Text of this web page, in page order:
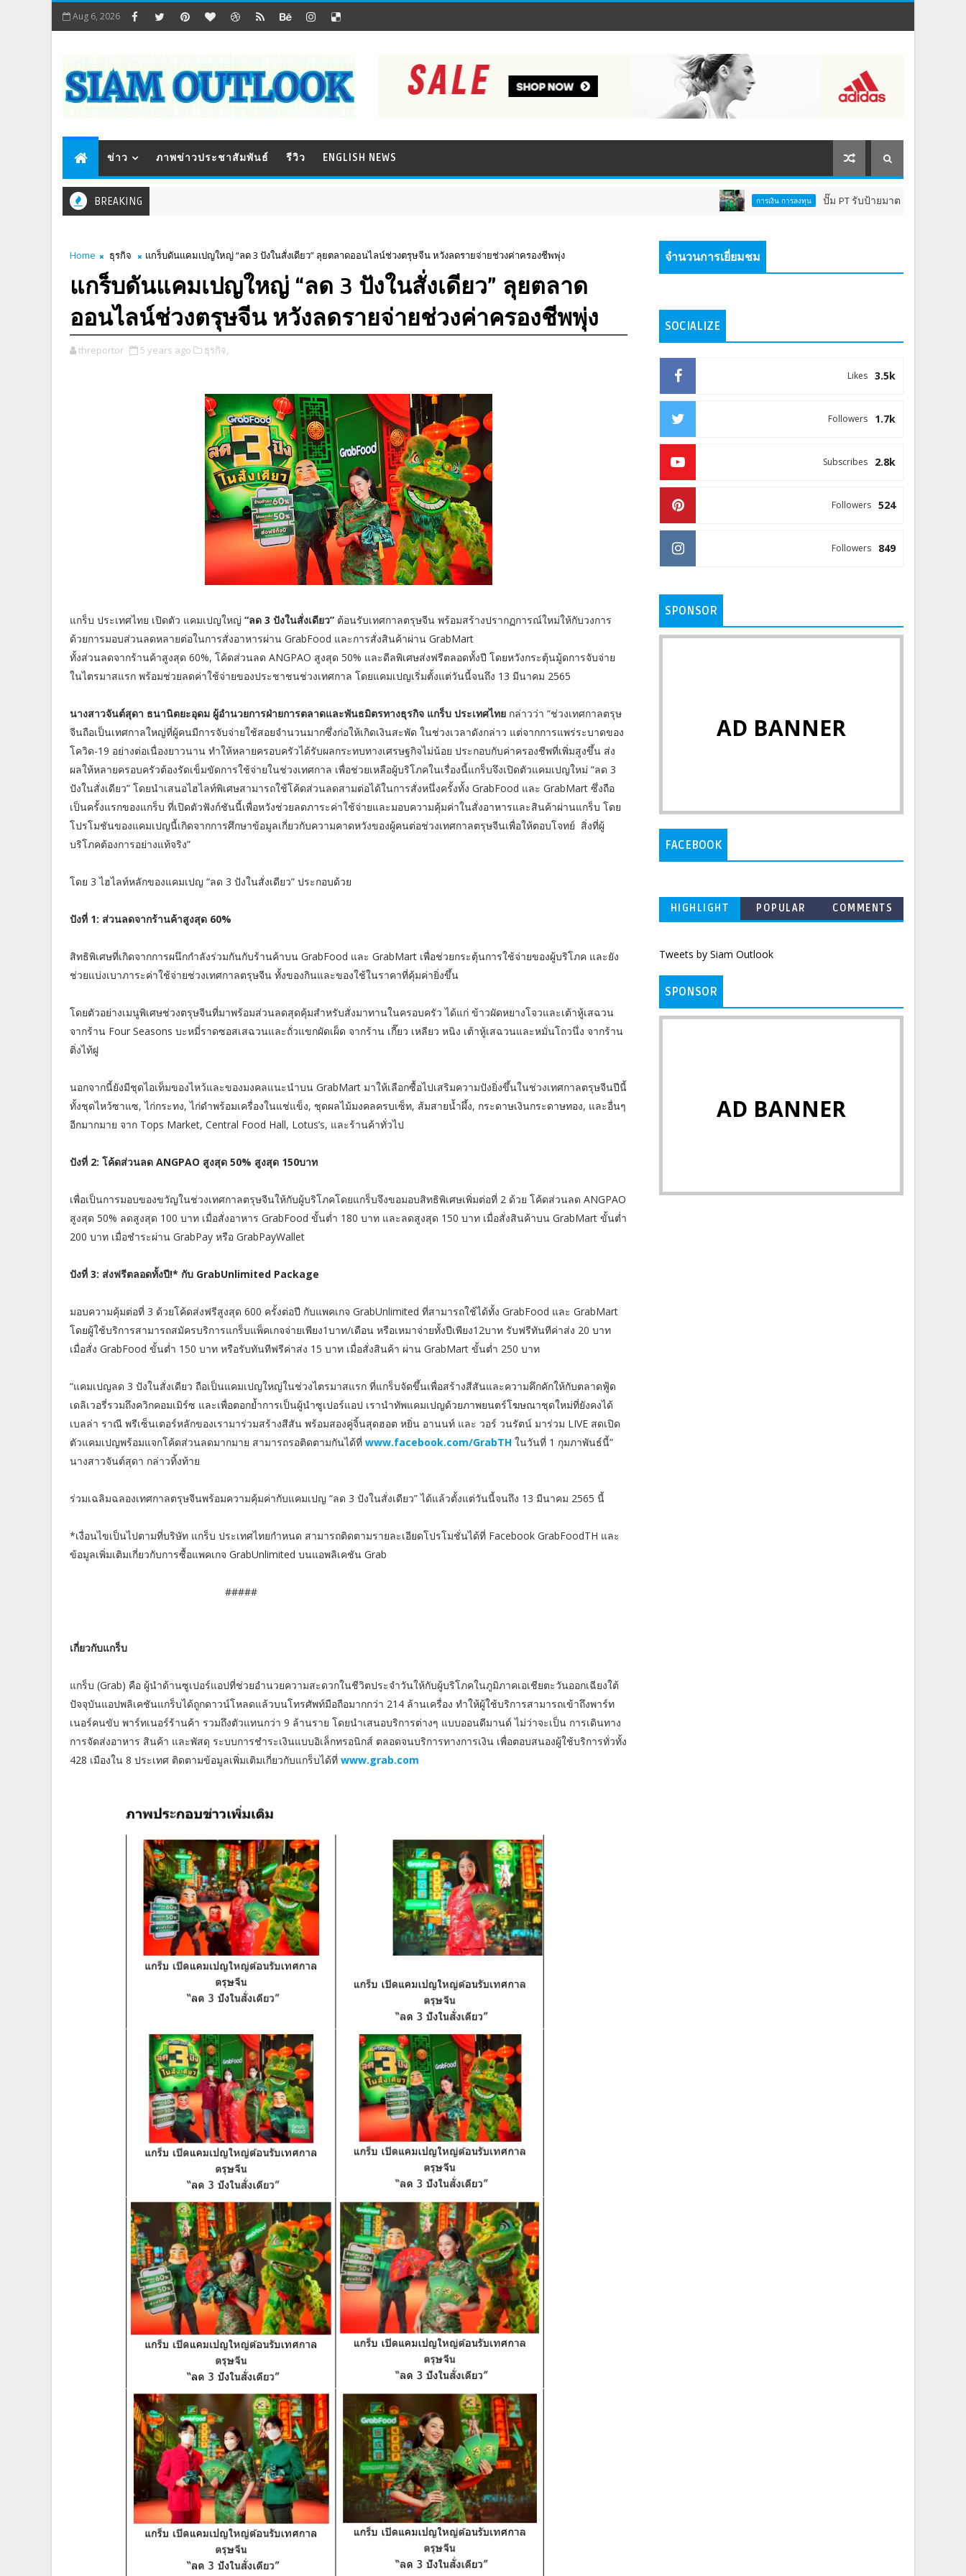
Aug 6, 2026
ข่าว ภาพข่าวประชาสัมพันธ์ รีวิว ENGLISH NEWS
BREAKING การเงิน การลงทุน ปั๊ม PT รับป้ายมาตรฐาน "หัวจ่ายเชื้อเพลิง
Home ธุรกิจ แกร็บดันแคมเปญใหญ่ “ลด 3 ปังในสั่งเดียว” ลุยตลาดออนไลน์ช่วงตรุษจีน หวังลดรายจ่ายช่วงค่าครองชีพพุ่ง
แกร็บดันแคมเปญใหญ่ “ลด 3 ปังในสั่งเดียว” ลุยตลาด
ออนไลน์ช่วงตรุษจีน หวังลดรายจ่ายช่วงค่าครองชีพพุ่ง
threportor 5 years ago ธุรกิจ,
แกร็บ ประเทศไทย เปิดตัว แคมเปญใหญ่ “ลด 3 ปังในสั่งเดียว” ต้อนรับเทศกาลตรุษจีน พร้อมสร้างปรากฏการณ์ใหม่ให้กับวงการ
ด้วยการมอบส่วนลดหลายต่อในการสั่งอาหารผ่าน GrabFood และการสั่งสินค้าผ่าน GrabMart
ทั้งส่วนลดจากร้านค้าสูงสุด 60%, โค้ดส่วนลด ANGPAO สูงสุด 50% และดีลพิเศษส่งฟรีตลอดทั้งปี โดยหวังกระตุ้นมู้ดการจับจ่าย
ในไตรมาสแรก พร้อมช่วยลดค่าใช้จ่ายของประชาชนช่วงเทศกาล โดยแคมเปญเริ่มตั้งแต่วันนี้จนถึง 13 มีนาคม 2565
นางสาวจันต์สุดา ธนานิตยะอุดม ผู้อํานวยการฝ่ายการตลาดและพันธมิตรทางธุรกิจ แกร็บ ประเทศไทย กล่าวว่า “ช่วงเทศกาลตรุษ
จีนถือเป็นเทศกาลใหญ่ที่ผู้คนมีการจับจ่ายใช้สอยจำนวนมากซึ่งก่อให้เกิดเงินสะพัด ในช่วงเวลาดังกล่าว แต่จากการแพร่ระบาดของ
โควิด-19 อย่างต่อเนื่องยาวนาน ทำให้หลายครอบครัวได้รับผลกระทบทางเศรษฐกิจไม่น้อย ประกอบกับค่าครองชีพที่เพิ่มสูงขึ้น ส่ง
ผลให้หลายครอบครัวต้องรัดเข็มขัดการใช้จ่ายในช่วงเทศกาล เพื่อช่วยเหลือผู้บริโภคในเรื่องนี้แกร็บจึงเปิดตัวแคมเปญใหม่ “ลด 3
ปังในสั่งเดียว” โดยนำเสนอไฮไลท์พิเศษสามารถใช้โค้ดส่วนลดสามต่อได้ในการสั่งหนึ่งครั้งทั้ง GrabFood และ GrabMart ซึ่งถือ
เป็นครั้งแรกของแกร็บ ที่เปิดตัวฟังก์ชันนี้เพื่อหวังช่วยลดภาระค่าใช้จ่ายและมอบความคุ้มค่าในสั่งอาหารและสินค้าผ่านแกร็บ โดย
โปรโมชันของแคมเปญนี้เกิดจากการศึกษาข้อมูลเกี่ยวกับความคาดหวังของผู้คนต่อช่วงเทศกาลตรุษจีนเพื่อให้ตอบโจทย์ สิ่งที่ผู้
บริโภคต้องการอย่างแท้จริง”
โดย 3 ไฮไลท์หลักของแคมเปญ “ลด 3 ปังในสั่งเดียว” ประกอบด้วย
ปังที่ 1: ส่วนลดจากร้านค้าสูงสุด 60%
สิทธิพิเศษที่เกิดจากการผนึกกำลังร่วมกันกับร้านค้าบน GrabFood และ GrabMart เพื่อช่วยกระตุ้นการใช้จ่ายของผู้บริโภค และยัง
ช่วยแบ่งเบาภาระค่าใช้จ่ายช่วงเทศกาลตรุษจีน ทั้งของกินและของใช้ในราคาที่คุ้มค่ายิ่งขึ้น
โดยตัวอย่างเมนูพิเศษช่วงตรุษจีนที่มาพร้อมส่วนลดสุดคุ้มสำหรับสั่งมาทานในครอบครัว ได้แก่ ข้าวผัดหยางโจวและเต้าหู้เสฉวน
จากร้าน Four Seasons บะหมี่ราดซอสเสฉวนและถั่วแขกผัดเผ็ด จากร้าน เกี๊ยว เหลียว หนิง เต้าหู้เสฉวนและหมั่นโถวนึ่ง จากร้าน
ติ่งไท้ฝู
นอกจากนี้ยังมีชุดไอเท็มของไหว้และของมงคลแนะนำบน GrabMart มาให้เลือกซื้อไปเสริมความปังยิ่งขึ้นในช่วงเทศกาลตรุษจีนปีนี้
ทั้งชุดไหว้ซาแซ, ไก่กระทง, ไก่ดำพร้อมเครื่องในแช่แข็ง, ชุดผลไม้มงคลครบเซ็ท, ส้มสายน้ำผึ้ง, กระดาษเงินกระดาษทอง, และอื่นๆ
อีกมากมาย จาก Tops Market, Central Food Hall, Lotus’s, และร้านค้าทั่วไป
ปังที่ 2: โค้ดส่วนลด ANGPAO สูงสุด 50% สูงสุด 150บาท
เพื่อเป็นการมอบของขวัญในช่วงเทศกาลตรุษจีนให้กับผู้บริโภคโดยแกร็บจึงขอมอบสิทธิพิเศษเพิ่มต่อที่ 2 ด้วย โค้ดส่วนลด ANGPAO
สูงสุด 50% ลดสูงสุด 100 บาท เมื่อสั่งอาหาร GrabFood ขั้นต่ำ 180 บาท และลดสูงสุด 150 บาท เมื่อสั่งสินค้าบน GrabMart ขั้นต่ำ
200 บาท เมื่อชำระผ่าน GrabPay หรือ GrabPayWallet
ปังที่ 3: ส่งฟรีตลอดทั้งปี!* กับ GrabUnlimited Package
มอบความคุ้มต่อที่ 3 ด้วยโค้ดส่งฟรีสูงสุด 600 ครั้งต่อปี กับแพคเกจ GrabUnlimited ที่สามารถใช้ได้ทั้ง GrabFood และ GrabMart
โดยผู้ใช้บริการสามารถสมัครบริการแกร็บแพ็คเกจจ่ายเพียง1บาท/เดือน หรือเหมาจ่ายทั้งปีเพียง12บาท รับฟรีทันทีค่าส่ง 20 บาท
เมื่อสั่ง GrabFood ขั้นต่ำ 150 บาท หรือรับทันทีฟรีค่าส่ง 15 บาท เมื่อสั่งสินค้า ผ่าน GrabMart ขั้นต่ำ 250 บาท
“แคมเปญลด 3 ปังในสั่งเดียว ถือเป็นแคมเปญใหญ่ในช่วงไตรมาสแรก ที่แกร็บจัดขึ้นเพื่อสร้างสีสันและความคึกคักให้กับตลาดฟู้ด
เดลิเวอรี่รวมถึงควิกคอมเมิร์ซ และเพื่อตอกย้ำการเป็นผู้นำซูเปอร์แอป เรานำทัพแคมเปญด้วยภาพยนตร์โฆษณาชุดใหม่ที่ยังคงได้
เบลล่า ราณี พรีเซ็นเตอร์หลักของเรามาร่วมสร้างสีสัน พร้อมสองคู่จิ้นสุดฮอต หยิ่น อานนท์ และ วอร์ วนรัตน์ มาร่วม LIVE สดเปิด
ตัวแคมเปญพร้อมแจกโค้ดส่วนลดมากมาย สามารถรอติดตามกันได้ที่ www.facebook.com/GrabTH ในวันที่ 1 กุมภาพันธ์นี้”
นางสาวจันต์สุดา กล่าวทิ้งท้าย
ร่วมเฉลิมฉลองเทศกาลตรุษจีนพร้อมความคุ้มค่ากับแคมเปญ “ลด 3 ปังในสั่งเดียว” ได้แล้วตั้งแต่วันนี้จนถึง 13 มีนาคม 2565 นี้
*เงื่อนไขเป็นไปตามที่บริษัท แกร็บ ประเทศไทยกําหนด สามารถติดตามรายละเอียดโปรโมชั่นได้ที่ Facebook GrabFoodTH และ
ข้อมูลเพิ่มเติมเกี่ยวกับการซื้อแพคเกจ GrabUnlimited บนแอพลิเคชัน Grab
#####
เกี่ยวกับแกร็บ
แกร็บ (Grab) คือ ผู้นำด้านซูเปอร์แอปที่ช่วยอำนวยความสะดวกในชีวิตประจำวันให้กับผู้บริโภคในภูมิภาคเอเชียตะวันออกเฉียงใต้
ปัจจุบันแอปพลิเคชันแกร็บได้ถูกดาวน์โหลดแล้วบนโทรศัพท์มือถือมากกว่า 214 ล้านเครื่อง ทำให้ผู้ใช้บริการสามารถเข้าถึงพาร์ท
เนอร์คนขับ พาร์ทเนอร์ร้านค้า รวมถึงตัวแทนกว่า 9 ล้านราย โดยนำเสนอบริการต่างๆ แบบออนดีมานด์ ไม่ว่าจะเป็น การเดินทาง
การจัดส่งอาหาร สินค้า และพัสดุ ระบบการชำระเงินแบบอิเล็กทรอนิกส์ ตลอดจนบริการทางการเงิน เพื่อตอบสนองผู้ใช้บริการทั่วทั้ง
428 เมืองใน 8 ประเทศ ติดตามข้อมูลเพิ่มเติมเกี่ยวกับแกร็บได้ที่ www.grab.com
จำนวนการเยี่ยมชม
SOCIALIZE
3.5k
Likes
1.7k
Followers
2.8k
Subscribes
524
Followers
849
Followers
SPONSOR
AD BANNER
FACEBOOK
HIGHLIGHT POPULAR COMMENTS
Tweets by Siam Outlook
SPONSOR
AD BANNER